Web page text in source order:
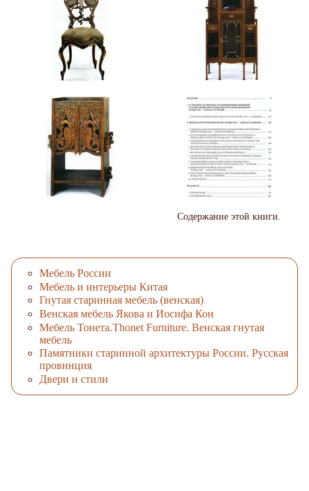
Содержание этой книги.
Мебель России
Мебель и интерьеры Китая
Гнутая старинная мебель (венская)
Венская мебель Якова и Иосифа Кон
Мебель Тонета.Thonet Furniture. Венская гнутая
мебель
Памятники старинной архитектуры России. Русская
провинция
Двери и стили